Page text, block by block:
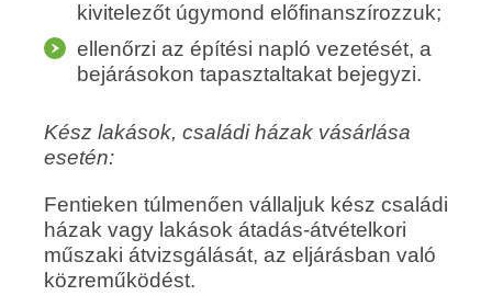
kivitelezőt úgymond előfinanszírozzuk;
ellenőrzi az építési napló vezetését, a
bejárásokon tapasztaltakat bejegyzi.
Kész lakások, családi házak vásárlása
esetén:
Fentieken túlmenően vállaljuk kész családi
házak vagy lakások átadás-átvételkori
műszaki átvizsgálását, az eljárásban való
közreműködést.